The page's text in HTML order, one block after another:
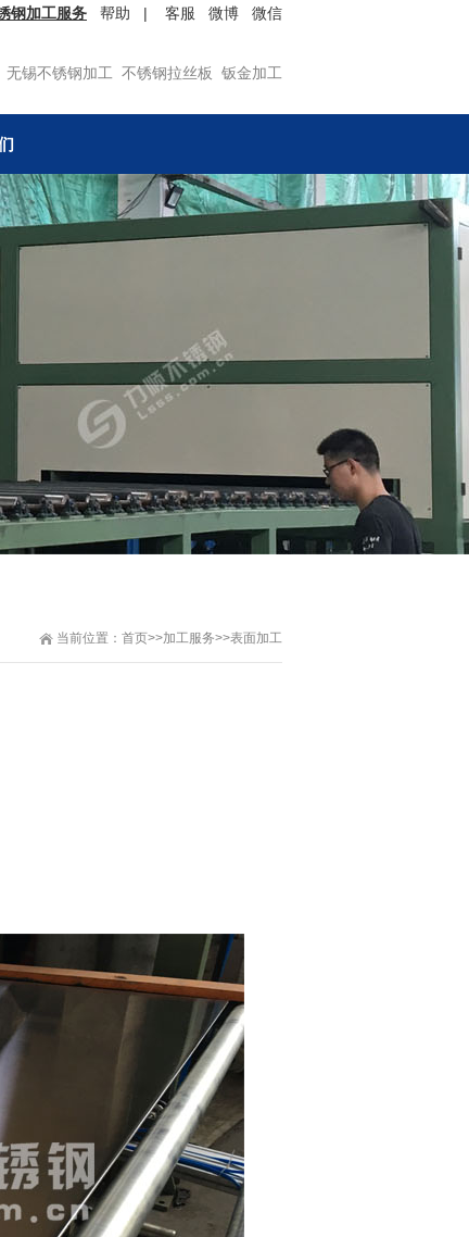
钢加工服务 帮助 | 客服 微博 微信
无锡不锈钢加工 不锈钢拉丝板 钣金加工
当前位置： 首页>>加工服务>>表面加工